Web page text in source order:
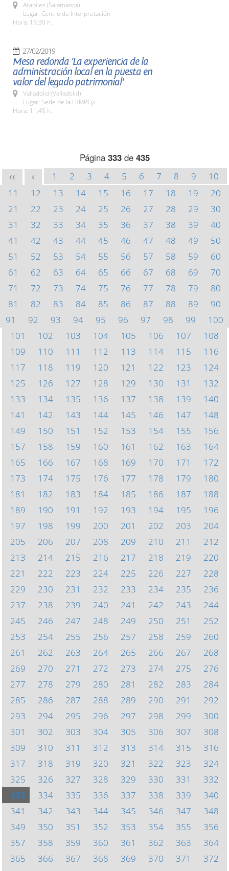
Arapiles (Salamanca)
Lugar: Centro de Interpretación
Hora: 19:30 h.
27/02/2019
Mesa redonda 'La experiencia de la
administración local en la puesta en
valor del legado patrimonial'
Valladolid (Valladolid)
Lugar: Sede de la FRMPCyL
Hora: 11:45 h.
Página 333de 435
<< < 1 2 3 4 5 6 7 8 9
10
11
12 13 14 15 16 17 18 19
20
21
22 23 24 25 26 27 28 29
30
31
32 33 34 35 36 37 38 39
40
41
42 43 44 45 46 47 48 49
50
51
52 53 54 55 56 57 58 59
60
61
62 63 64 65 66 67 68 69
70
71
72 73 74 75 76 77 78 79
80
81
82 83 84 85 86 87 88 89
90
91
92 93 94 95 96 97 98 99
100
101
102 103 104 105 106 107
108
109
110 111 112 113 114 115
116
117
118 119 120 121 122 123
124
125
126 127 128 129 130 131
132
133
134 135 136 137 138 139
140
141
142 143 144 145 146 147
148
149
150 151 152 153 154 155
156
157
158 159 160 161 162 163
164
165
166 167 168 169 170 171
172
173
174 175 176 177 178 179
180
181
182 183 184 185 186 187
188
189
190 191 192 193 194 195
196
197
198 199 200 201 202 203
204
205
206 207 208 209 210 211
212
213
214 215 216 217 218 219
220
221
222 223 224 225 226 227
228
229
230 231 232 233 234 235
236
237
238 239 240 241 242 243
244
245
246 247 248 249 250 251
252
253
254 255 256 257 258 259
260
261
262 263 264 265 266 267
268
269
270 271 272 273 274 275
276
277
278 279 280 281 282 283
284
285
286 287 288 289 290 291
292
293
294 295 296 297 298 299
300
301
302 303 304 305 306 307
308
309
310 311 312 313 314 315
316
317
318 319 320 321 322 323
324
325
326 327 328 329 330 331
332
333
334 335 336 337 338 339
340
341
342 343 344 345 346 347
348
349
350 351 352 353 354 355
356
357
358 359 360 361 362 363
364
365
366 367 368 369 370 371
372